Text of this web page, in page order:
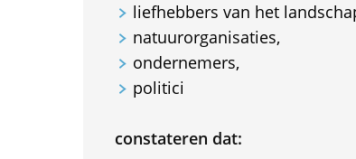
liefhebbers van het
natuurorganisaties,
ondernemers,
politici
constateren dat: